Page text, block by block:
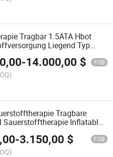
Tragbar 1.5ATA Hbot
Liegend Typ
Sauerstoffkammer
-14.000,00 $ FOB
Tragbare
Sauerstofftherapie Inflatable
-3.150,00 $ FOB